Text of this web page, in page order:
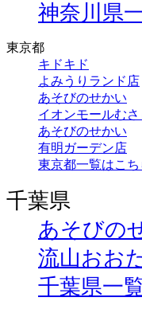
神奈川県
東京都
キドキド
よみうりランド店
あそびのせかい
イオンモールむ
あそびのせかい
有明ガーデン店
東京都一覧はこち
千葉県
あそびの
流山おお
千葉県一